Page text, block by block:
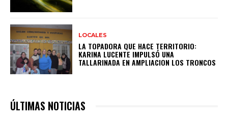
LOCALES
LA TOPADORA QUE HACE TERRITORIO:
KARINA LUCENTE IMPULSÓ UNA
TALLARINADA EN AMPLIACION LOS TRONCOS
ÚLTIMAS NOTICIAS